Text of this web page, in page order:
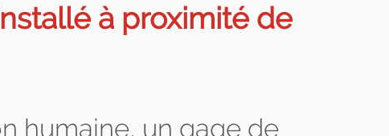
à proximité de
humaine, un gage de